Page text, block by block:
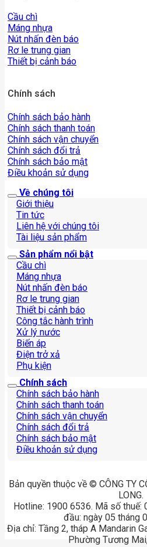
Cầu chì
Máng nhựa
Nút nhấn đèn báo
Rơ le trung gian
Thiết bị cảnh báo
Chính sách
Chính sách bảo hành
Chính sách thanh toán
Chính sách vận chuyển
Chính sách đổi trả
Chính sách bảo mật
Điều khoản sử dụng
Về chúng tôi
Giới thiệu
Tin tức
Liên hệ với chúng tôi
Tài liệu sản phẩm
Sản phẩm nổi bật
Cầu chì
Máng nhựa
Nút nhấn đèn báo
Rơ le trung gian
Thiết bị cảnh báo
Công tắc hành trình
Xử lý nước
Biến áp
Điện trở xả
Phụ kiện
Chính sách
Chính sách bảo hành
Chính sách thanh toán
Chính sách vận chuyển
Chính sách đổi trả
Chính sách bảo mật
Điều khoản sử dụng
Bản quyền thuộc về © CÔNG TY
LONG.
Hotline: 1900 6536. Mã số
đầu: ngày 05 tháng
Địa chỉ: Tầng 2, tháp A Mandarin
Phường Tương